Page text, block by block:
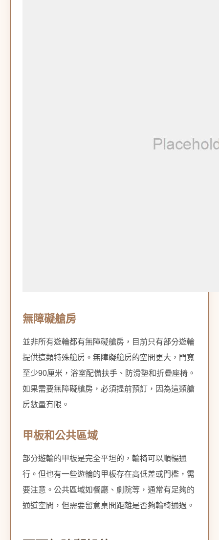
無障礙艙房
並非所有遊輪都有無障礙艙房，目前只有部分遊輪
提供這類特殊艙房。無障礙艙房的空間更大，門寬
至少90厘米，浴室配備扶手、防滑墊和折疊座椅。
如果需要無障礙艙房，必須提前預訂，因為這類艙
房數量有限。
甲板和公共區域
部分遊輪的甲板是完全平坦的，輪椅可以順暢通
行。但也有一些遊輪的甲板存在高低差或門檻，需
要注意。公共區域如餐廳、劇院等，通常有足夠的
通道空間，但需要留意桌間距離是否夠輪椅通過。